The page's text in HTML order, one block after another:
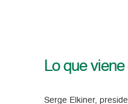
Lo que
Serge Elkiner,